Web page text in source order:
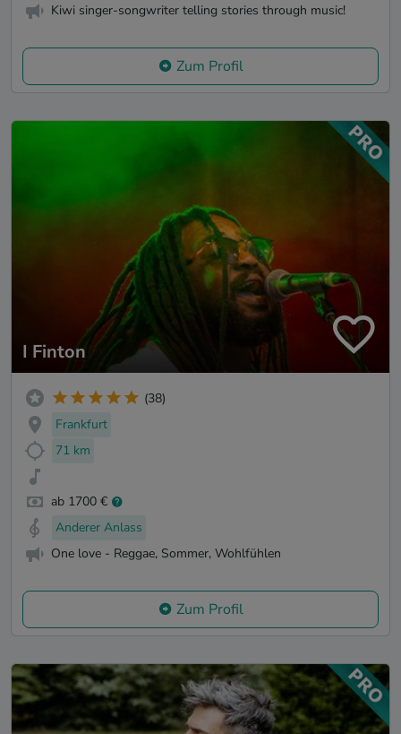
Kiwi singer-songwriter telling stories through music!
Zum Profil
I Finton
(38)
Frankfurt
71 km
ab 1700 €
Anderer Anlass
One love - Reggae, Sommer, Wohlfühlen
Zum Profil